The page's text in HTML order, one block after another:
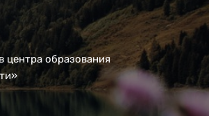
центра образования